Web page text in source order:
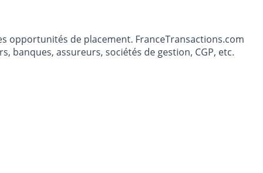
opportunités de placement. FranceTransactions.com
banques, assureurs, sociétés de gestion, CGP, etc.